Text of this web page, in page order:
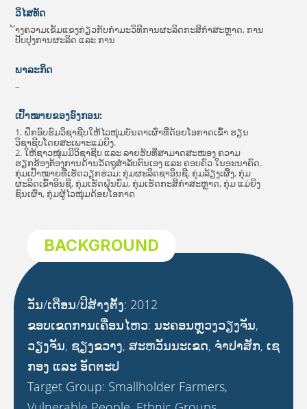
ວິໄສທັດ
້າງຄວາມເຂັ້ມແຂງກ່ຽວກັບກຳມະວິທີການຜະລິດກະສິກຳສະຫຼາດ, ການ
ປັບປຸງການຜະລິດ ແລະ ການ
ພາລະກິດ
–
ເປົ້າໝາຍຂອງອົງກອນ:
1. ຝຶກອົບຮົມວິຊາຊີບໃຫ້ໄວໜຸ່ມບັນດາເຜົ່າທີ່ດ້ອຍໂອກາດເຂົ້າ ຮຽນ
ວິຊາຊີບໂດຍສະເພາະແມ່ຍິງ.
2. ໃຫ້ຊາວໜຸ່ມມີວິຊາຊີບ ແລະ ລາຍຮັບທີ່ສາມາດສະໜອງ ຄວາມ
ຮຽກຮ້ອງຕ້ອງການດ້ານວັດຖຸສໍາລັບຕົນເອງ ແລະ ຄອບຄົວ ໃນອະນາຄົດ.
ກຸ່ມເປົ້າໝາຍທີ່ເຮັດວຽກຮ່ວມ: ກຸ່ມຜະລິດຊາອິນຊີ, ກຸ່ມລ້ຽງເຜິ້ງ, ກຸ່ມ
ຜະລິດເຂົ້າອິນຊີ, ກຸ່ມເຮັດຝຸ່ນບົ່ມ, ກຸ່ມເຮັດກະສິກຳສະຫຼາດ, ກຸ່ມ ແມ່ຍິງ
ຊົນເຜົ່າ, ກຸ່ມຜູ້ໄວໜຸ່ມດ້ອຍໂອກາດ
BACKGROUND
ວັນ/ເດືອນ/ປີສ້າງຕັ້ງ: 2012
ຂອບເຂດການເຄື່ອນໄຫວ: ນະຄອນຫຼວງວຽງຈັນ,
ວຽງຈັນ, ຊຽງຂວາງ, ສະຫວັນນະເຂດ, ຈໍາປາສັກ, ເຊ
ກອງ ແລະ ອັດຕະປ
Target Group: Smallholder Farmers,